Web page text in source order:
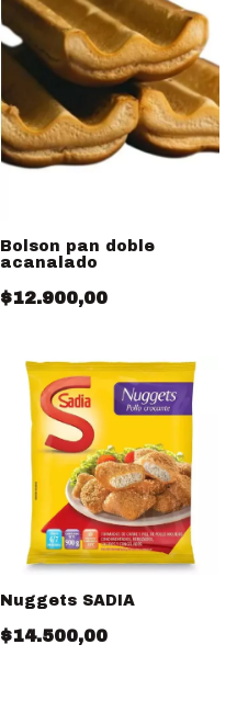
Bolson pan doble
acanalado
$12.900,00
Nuggets SADIA
$14.500,00